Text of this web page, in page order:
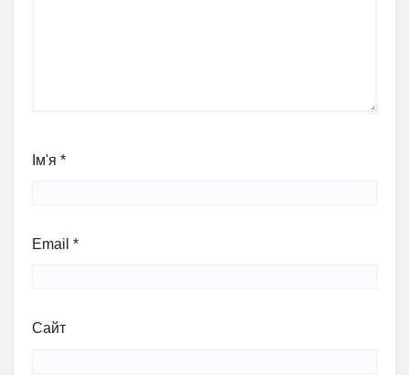
Ім'я *
Email *
Сайт